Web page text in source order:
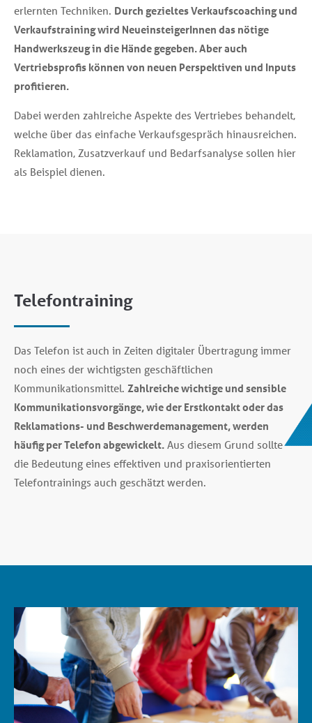
erlernten Techniken. Durch gezieltes Verkaufscoachingund
Verkaufstraining wird NeueinsteigerInnen das nötige
Handwerkszeug in die Hände gegeben. Aber auch
Vertriebsprofis können von neuen Perspektiven und Inputs
profitieren.
Dabei werden zahlreiche Aspekte des Vertriebes behandelt,
welche über das einfache Verkaufsgespräch hinausreichen.
Reklamation, Zusatzverkauf und Bedarfsanalyse sollen hier
als Beispiel dienen.
Telefontraining
Das Telefon ist auch in Zeiten digitaler Übertragung immer
noch eines der wichtigsten geschäftlichen
Kommunikationsmittel. Zahlreiche wichtige und sensible
Kommunikationsvorgänge, wie der Erstkontakt oder das
Reklamations- und Beschwerdemanagement, werden
häufig per Telefon abgewickelt. Aus diesem Grund sollte
die Bedeutung eines effektiven und praxisorientierten
Telefontrainings auch geschätzt werden.